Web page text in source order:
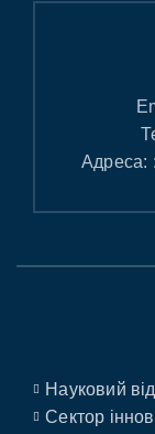
Адреса:
Науковий
Сектор